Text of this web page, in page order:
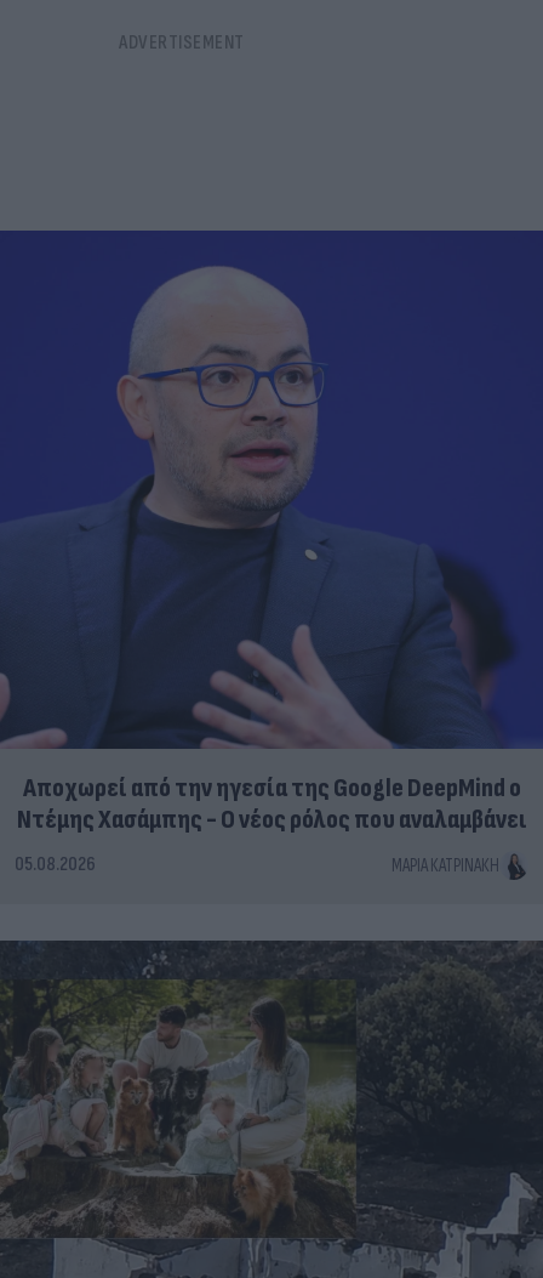
Αποχωρεί από την ηγεσία της Google DeepMind ο
Ντέμης Χασάμπης - Ο νέος ρόλος που αναλαμβάνει
05.08.2026 ΜΑΡΊΑ ΚΑΤΡΙΝΆΚΗ